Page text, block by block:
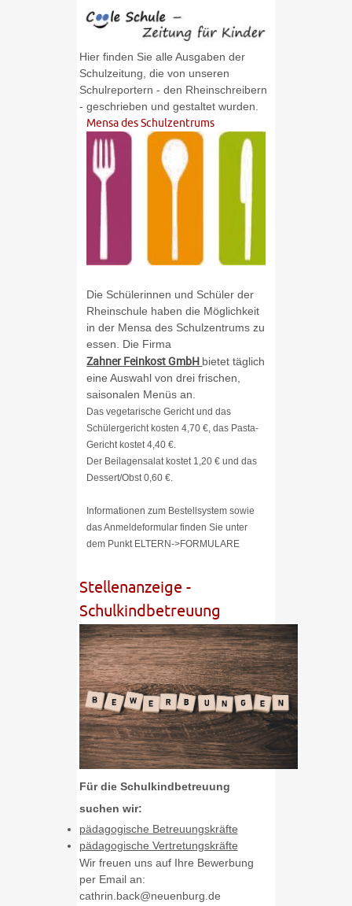
Hier finden Sie alle Ausgaben der
Schulzeitung, die von unseren
Schulreportern - den Rheinschreibern
- geschrieben und gestaltet wurden.
Mensa des Schulzentrums
Die Schülerinnen und Schüler der
Rheinschule haben die Möglichkeit
in der Mensa des Schulzentrums zu
essen. Die Firma
Zahner Feinkost GmbH bietet täglich
eine Auswahl von drei frischen,
saisonalen Menüs an.
Das vegetarische Gericht und das
Schülergericht kosten 4,70 €, das Pasta-
Gericht kostet 4,40 €.
Der Beilagensalat kostet 1,20 € und das
Dessert/Obst 0,60 €.
Informationen zum Bestellsystem sowie
das Anmeldeformular finden Sie unter
dem Punkt ELTERN->FORMULARE
Stellenanzeige -
Schulkindbetreuung
Für die Schulkindbetreuung
suchen wir:
pädagogische Betreuungskräfte
pädagogische Vertretungskräfte
Wir freuen uns auf Ihre Bewerbung
per Email an:
cathrin.back@neuenburg.de